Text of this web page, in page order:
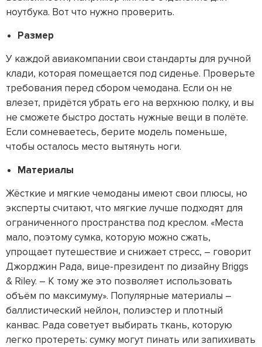
ноутбука. Вот что нужно проверить.
Размер
У каждой авиакомпании свои стандарты для ручной
клади, которая помещается под сиденье. Проверьте
требования перед сбором чемодана. Если он не
влезет, придётся убрать его на верхнюю полку, и вы
не сможете быстро достать нужные вещи в полёте.
Если сомневаетесь, берите модель поменьше,
чтобы осталось место вытянуть ноги.
Материалы
Жёсткие и мягкие чемоданы имеют свои плюсы, но
эксперты считают, что мягкие лучше подходят для
ограниченного пространства под креслом. «Места
мало, поэтому сумка, которую можно сжать,
упрощает путешествие и снижает стресс, – говорит
Джорджин Рада, вице-президент по дизайну Briggs
& Riley. – К тому же это позволяет использовать
объём по максимуму». Популярные материалы –
баллистический нейлон, полиэстер и плотный
канвас. Рада советует выбирать ткань, которую
легко протереть: сумку могут пинать или запихивать